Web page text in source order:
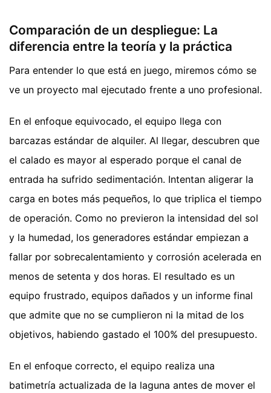
Comparación de un despliegue: La
diferencia entre la teoría y la práctica
Para entender lo que está en juego, miremos cómo se
ve un proyecto mal ejecutado frente a uno profesional.
En el enfoque equivocado, el equipo llega con
barcazas estándar de alquiler. Al llegar, descubren que
el calado es mayor al esperado porque el canal de
entrada ha sufrido sedimentación. Intentan aligerar la
carga en botes más pequeños, lo que triplica el tiempo
de operación. Como no previeron la intensidad del sol
y la humedad, los generadores estándar empiezan a
fallar por sobrecalentamiento y corrosión acelerada en
menos de setenta y dos horas. El resultado es un
equipo frustrado, equipos dañados y un informe final
que admite que no se cumplieron ni la mitad de los
objetivos, habiendo gastado el 100% del presupuesto.
En el enfoque correcto, el equipo realiza una
batimetría actualizada de la laguna antes de mover el